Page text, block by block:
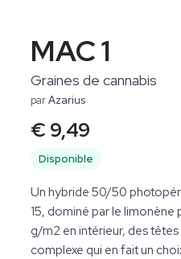
MAC 1
Graines de cannabis
parAzarius
€ 9,49
Disponible
Un hybride 50/50
15, dominé par le
g/m2 en intérieur, des
complexe qui en fait un